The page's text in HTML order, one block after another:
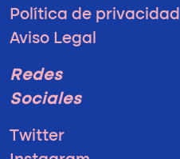
Política de privacidad
Aviso Legal
Redes
Sociales
Twitter